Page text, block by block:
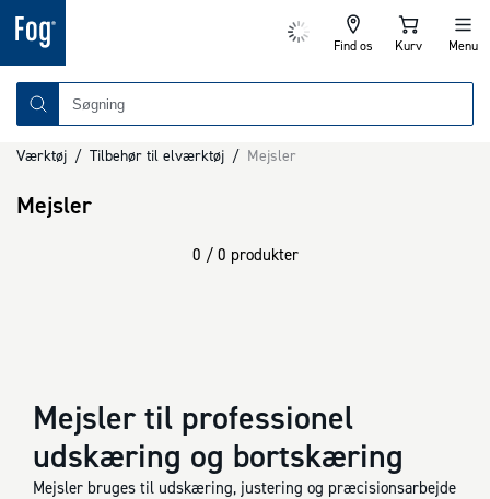
Find os Kurv Menu
Værktøj / Tilbehør til elværktøj / Mejsler
Mejsler
0 / 0 produkter
Mejsler til professionel
udskæring og bortskæring
Mejsler bruges til udskæring, justering og præcisionsarbejde